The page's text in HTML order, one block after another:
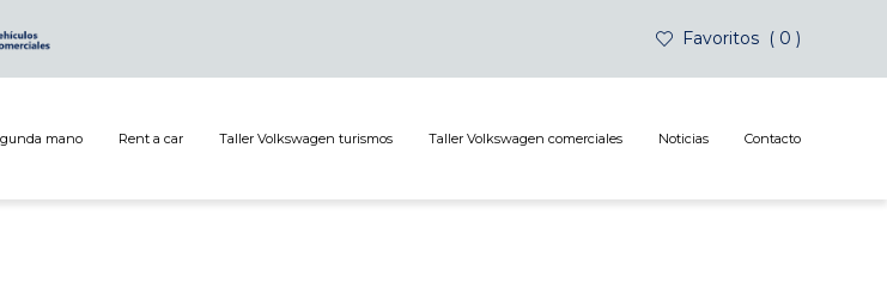
0
Favoritos
mano Rent a car Taller Volkswagen turismos Taller Volkswagen comerciales Noticias Contacto